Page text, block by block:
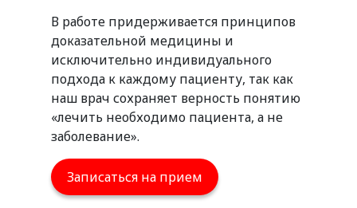
В работе придерживается принципов
доказательной медицины и
исключительно индивидуального
подхода к каждому пациенту, так как
наш врач сохраняет верность понятию
«лечить необходимо пациента, а не
заболевание».
Записаться на прием